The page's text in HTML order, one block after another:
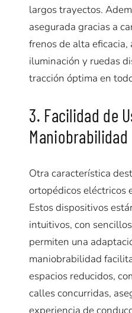
largos trayectos.
asegurada gracias a
frenos de alta
iluminación y ruedas
tracción óptima en
3. Facilidad de
Maniobrabilidad
Otra característica
ortopédicos eléctricos
Estos dispositivos
intuitivos, con
permiten una
maniobrabilidad
espacios reducidos,
calles concurridas,